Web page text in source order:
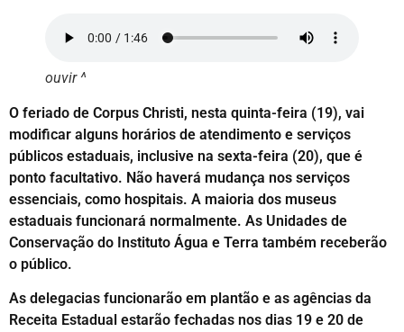
ouvir ^
O feriado de Corpus Christi, nesta quinta-feira (19), vai
modificar alguns horários de atendimento e serviços
públicos estaduais, inclusive na sexta-feira (20), que é
ponto facultativo. Não haverá mudança nos serviços
essenciais, como hospitais. A maioria dos museus
estaduais funcionará normalmente. As Unidades de
Conservação do Instituto Água e Terra também receberão
o público.
As delegacias funcionarão em plantão e as agências da
Receita Estadual estarão fechadas nos dias 19 e 20 de